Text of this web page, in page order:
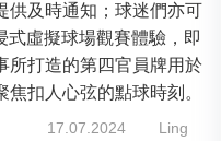
供及時通知；球迷們亦可
虛擬球場觀賽體驗，即
所打造的第四官員牌用於
扣人心弦的點球時刻。
17.07.2024 Ling